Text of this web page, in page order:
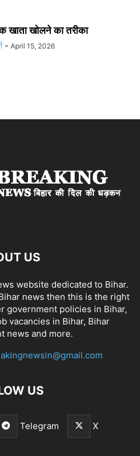
खाता खोलने का तरीका
- April 15, 2026
US
website dedicated to Bihar.
news then this is the right
government policies in Bihar,
vacancies in Bihar, Bihar
news and more.
US
Telegram X